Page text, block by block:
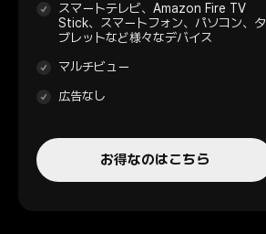
スマートテレビ、Amazon Fire TV
Stick、スマートフォン、パソコン、タ
ブレットなど様々なデバイス
マルチビュー
広告なし
お得なのはこちら